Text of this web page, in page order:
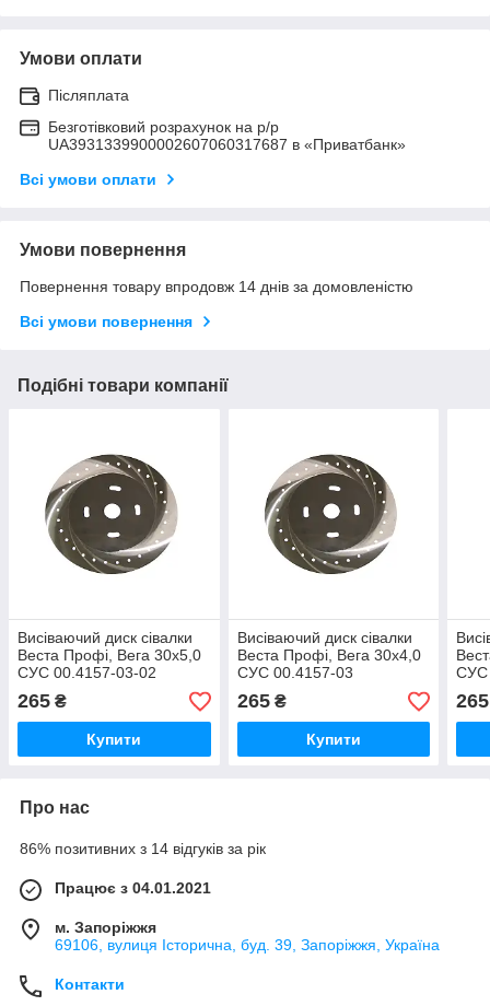
Умови оплати
Післяплата
Безготівковий розрахунок на р/р
UA3931339900002607060317687 в «Приватбанк»
Всі умови оплати
Умови повернення
Повернення товару впродовж 14 днів за домовленістю
Всі умови повернення
Подібні товари компанії
Висіваючий диск сівалки
Веста Профі, Вега 30х5,0
СУС 00.4157-03-02
265 ₴
Купити
Висіваючий диск сівалки
Веста Профі, Вега 30х4,0
СУС 00.4157-03
265₴
Купити
СУС
265
Про нас
86% позитивних з 14 відгуків за рік
Працює з 04.01.2021
м. Запоріжжя
69106, вулиця Історична, буд. 39, Запоріжжя, Україна
Контакти